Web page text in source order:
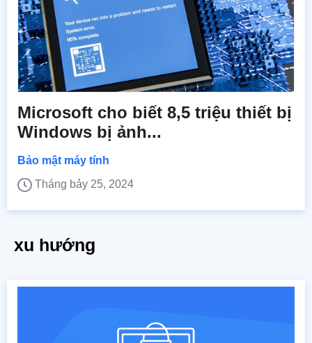
Microsoft cho biết 8,5 triệu thiết bị
Windows bị ảnh...
Bảo mật máy tính
Tháng bảy 25, 2024
xu hướng